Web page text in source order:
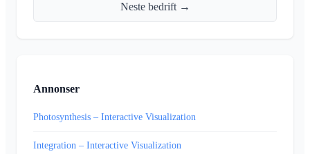
Neste bedrift →
Annonser
Photosynthesis – Interactive Visualization
Integration – Interactive Visualization